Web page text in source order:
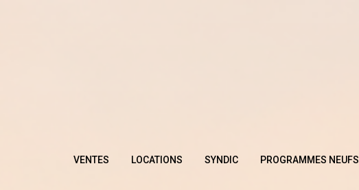
VENTES LOCATIONS SYNDIC PROGRAMMES NEUFS